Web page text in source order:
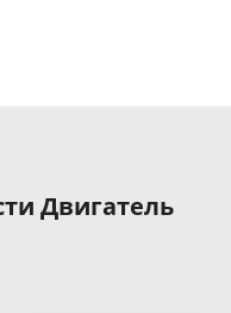
Двигатель